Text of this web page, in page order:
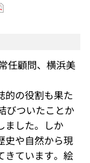
任顧問、横浜美
的の役割も果た
びついたことか
ました。しか
史や自然から現
きています。絵